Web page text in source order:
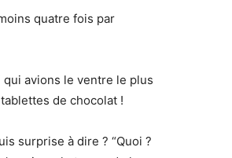
quatre fois par
qui avions le ventre le plus
de chocolat !
surprise à dire ? “Quoi ?